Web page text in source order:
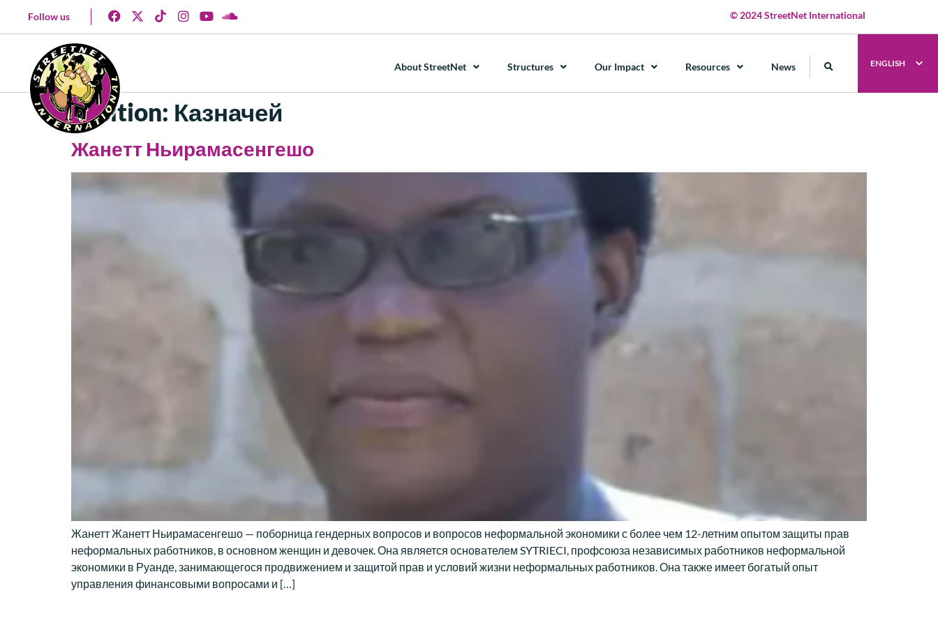
Follow us © 2024 StreetNet International
About StreetNet Structures Our Impact Resources News ENGLISH
Position: Казначей
Жанетт Ньирамасенгешо
Жанетт Жанетт Ньирамасенгешо — поборница гендерных вопросов и вопросов неформальной экономики с более чем 12-летним опытом защиты прав
неформальных работников, в основном женщин и девочек. Она является основателем SYTRIECI, профсоюза независимых работников неформальной
экономики в Руанде, занимающегося продвижением и защитой прав и условий жизни неформальных работников. Она также имеет богатый опыт
управления финансовыми вопросами и […]